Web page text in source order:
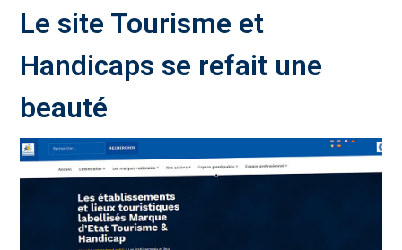
Le site Tourisme et
Handicaps se refait une
beauté